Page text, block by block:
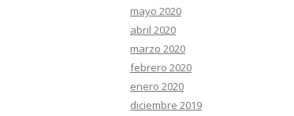
mayo 2020
abril 2020
marzo 2020
febrero 2020
enero 2020
diciembre 2019